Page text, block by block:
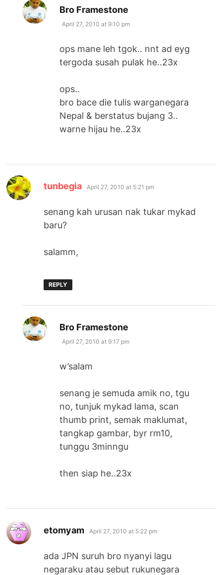
Bro Framestone
April 27, 2010 at 9:10 pm
ops mane leh tgok.. nnt ad eyg
tergoda susah pulak he..23x
ops..
bro bace die tulis warganegara
Nepal & berstatus bujang 3..
warne hijau he..23x
tunbegia says:
April 27, 2010 at 5:21 pm
senang kah urusan nak tukar mykad
baru?
salamm,
REPLY
Bro Framestone
April 27, 2010 at 9:17 pm
w’salam
senang je semuda amik no, tgu
no, tunjuk mykad lama, scan
thumb print, semak maklumat,
tangkap gambar, byr rm10,
tunggu 3minngu
then siap he..23x
etomyam says:
April 27, 2010 at 5:22 pm
ada JPN suruh bro nyanyi lagu
negaraku atau sebut rukunegara